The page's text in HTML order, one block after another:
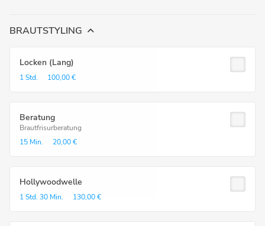
BRAUTSTYLING
Locken (Lang)
1 Std. 100,00 €
Beratung
Brautfrisurberatung
15 Min.
20,00 €
Hollywoodwelle
1 Std. 30 Min. 130,00 €